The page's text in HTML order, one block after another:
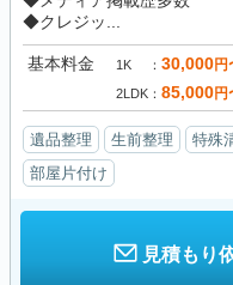
◆クレジッ...
基本料金 1K 30,000円
2LDK 85,000円
遺品整理 生前整理 特殊
部屋片付け
見積もり